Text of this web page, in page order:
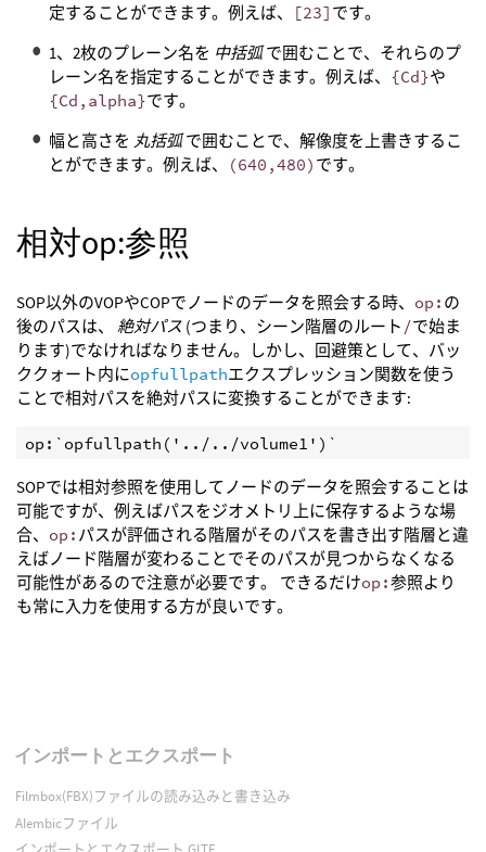
定することができます。例えば、
[23] です。
1、2枚のプレーン名を 中括弧で囲むことで、それらのプ
レーン名を指定することができます。例えば、 {Cd}や
{Cd,alpha}です。
幅と高さを 丸括弧で囲むことで、解像度を上書きするこ
とができます。例えば、
(640,480) です。
相対op:参照
SOP以外のVOPやCOPでノードのデータを照会する時、 op: の
後のパスは、 絶対パス (つまり、シーン階層のルート /で始ま
ります)でなければなりません。しかし、回避策として、バッ
ククォート内にopfullpathエクスプレッション関数を使う
ことで相対パスを絶対パスに変換することができます:
op:`opfullpath('../../volume1')`
SOPでは相対参照を使用してノードのデータを照会することは
可能ですが、例えばパスをジオメトリ上に保存するような場
合、 op: パスが評価される階層がそのパスを書き出す階層と違
えばノード階層が変わることでそのパスが見つからなくなる
可能性があるので注意が必要です。 できるだけop:参照より
も常に入力を使用する方が良いです。
インポートとエクスポート
Filmbox(FBX)ファイルの読み込みと書き込み
Alembicファイル